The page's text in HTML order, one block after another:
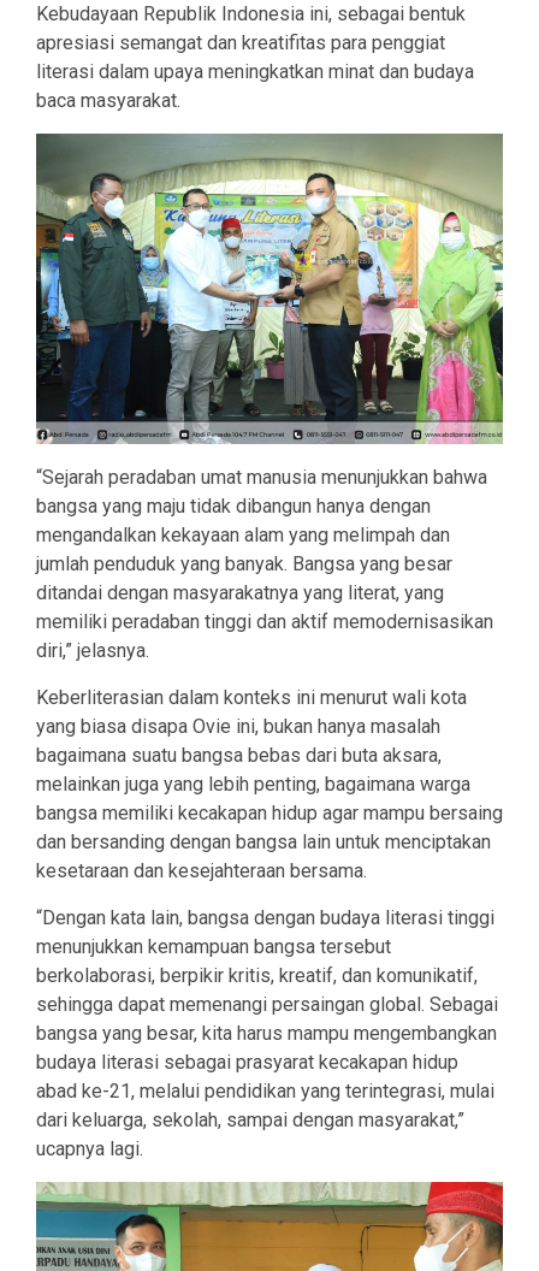
Kebudayaan Republik Indonesia ini, sebagai bentuk
apresiasi semangat dan kreatifitas para penggiat
literasi dalam upaya meningkatkan minat dan budaya
baca masyarakat.
“Sejarah peradaban umat manusia menunjukkan bahwa
bangsa yang maju tidak dibangun hanya dengan
mengandalkan kekayaan alam yang melimpah dan
jumlah penduduk yang banyak. Bangsa yang besar
ditandai dengan masyarakatnya yang literat, yang
memiliki peradaban tinggi dan aktif memodernisasikan
diri,” jelasnya.
Keberliterasian dalam konteks ini menurut wali kota
yang biasa disapa Ovie ini, bukan hanya masalah
bagaimana suatu bangsa bebas dari buta aksara,
melainkan juga yang lebih penting, bagaimana warga
bangsa memiliki kecakapan hidup agar mampu bersaing
dan bersanding dengan bangsa lain untuk menciptakan
kesetaraan dan kesejahteraan bersama.
“Dengan kata lain, bangsa dengan budaya literasi tinggi
menunjukkan kemampuan bangsa tersebut
berkolaborasi, berpikir kritis, kreatif, dan komunikatif,
sehingga dapat memenangi persaingan global. Sebagai
bangsa yang besar, kita harus mampu mengembangkan
budaya literasi sebagai prasyarat kecakapan hidup
abad ke-21, melalui pendidikan yang terintegrasi, mulai
dari keluarga, sekolah, sampai dengan masyarakat,”
ucapnya lagi.